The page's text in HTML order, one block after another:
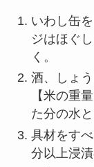
いわし缶
ジはほぐ
く。
酒、しょ
【米の重
た分の水
具材をす
分以上浸